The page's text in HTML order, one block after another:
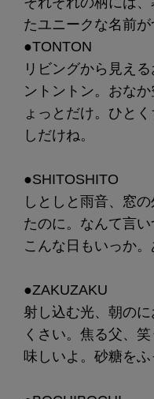
たユニークな名前が
●TONTON
リビングから見え
ントントン。おな
ょっとだけ。ひと
しだけね。
●SHITOSHITO
しとしと雨音、窓
たのに。なんて言い
こんな日もいっか。
●ZAKUZAKU
射し込む光、朝の
くさい。焦る父、
味しいよ。砂糖をふ